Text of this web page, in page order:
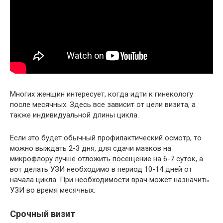
Многих женщин интересует, когда идти к гинекологу
после месячных. Здесь все зависит от цели визита, а
также индивидуальной длины цикла.
Если это будет обычный профилактический осмотр, то
можно выждать 2-3 дня, для сдачи мазков на
микрофлору лучше отложить посещение на 6-7 суток, а
вот делать УЗИ необходимо в период 10-14 дней от
начала цикла. При необходимости врач может назначить
УЗИ во время месячных.
Срочный визит